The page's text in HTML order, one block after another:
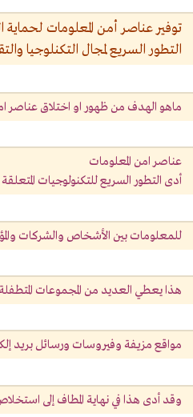
توفير عناصر أمن المعلومات لحماية
التطور السريع لمجال التكنلوجيا
ماهو الهدف من ظهور او اختلاق عناصر امن
عناصر امن المعلومات
أدى التطور السريع للتكنولوجيات المتعلقة
للمعلومات بين الأشخاص والشركات
هذا يعطي العديد من المجموعات
مواقع مزيفة وفيروسات ورسائل بريد
وقد أدى هذا في نهاية المطاف إلى